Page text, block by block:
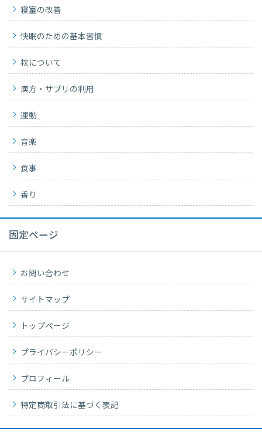
寝室の改善
快眠のための基本習慣
枕について
漢方・サプリの利用
運動
音楽
食事
香り
固定ページ
お問い合わせ
サイトマップ
トップページ
プライバシーポリシー
プロフィール
特定商取引法に基づく表記